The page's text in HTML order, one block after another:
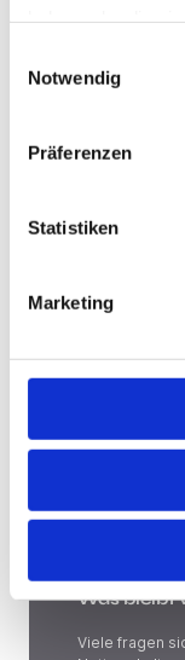
Notwendig
Präferenzen
Statistiken
Marketing
Hast Du
Dir Jobs
Was bleibt
Viele fragen
Was bleibt vom